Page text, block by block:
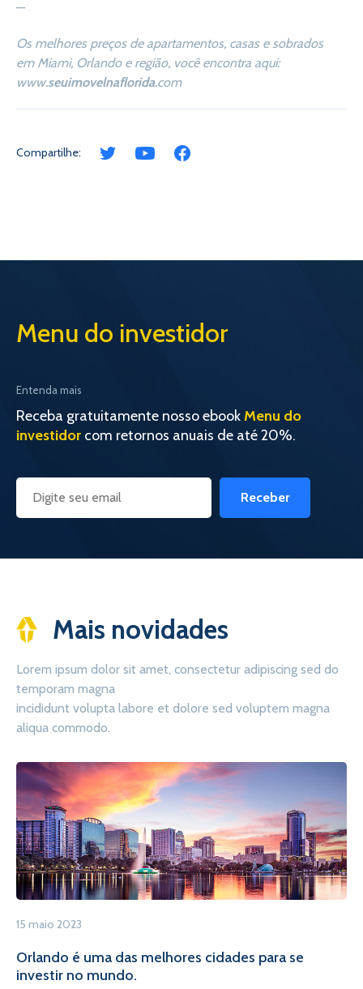
—
Os melhores preços de apartamentos, casas e sobrados
em Miami, Orlando e região, você encontra aqui:
www.seuimovelnaflorida.com
Compartilhe:
Menu do investidor
Entenda mais
Receba gratuitamente nosso ebookMenu do
investidor com retornos anuais de até 20%.
Receber
Mais novidades
Lorem ipsum dolor sit amet, consectetur adipiscing sed do
temporam magna
incididunt volupta labore et dolore sed voluptem magna
aliqua commodo.
15 maio 2023
Orlando é uma das melhores cidades para se
investir no mundo.